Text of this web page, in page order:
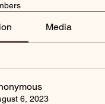
Media
6, 2023